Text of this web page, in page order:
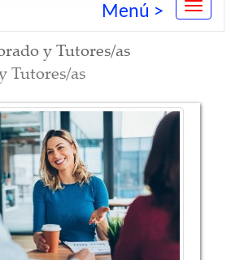
Menú >
y Tutores/as
Tutores/as